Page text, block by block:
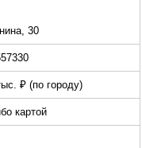
30
₽ (по городу)
картой